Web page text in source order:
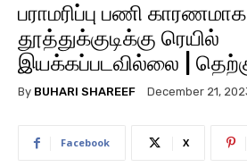
பராமரிப்பு பணி காரணமாக
தூத்துக்குடிக்கு ரெயில்
இயக்கப்படவில்லை |
By BUHARI SHAREEF December 21,
Facebook X